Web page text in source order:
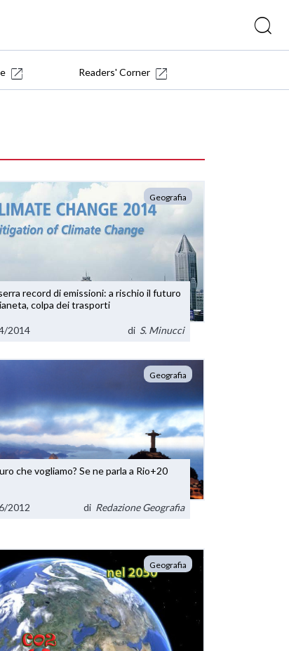
Readers' Corner
Geografia
record di emissioni: a rischio il futuro
colpa dei trasporti
2014 di S. Minucci
Geografia
che vogliamo? Se ne parla a Rio+20
2012 di Redazione Geografia
Geografia